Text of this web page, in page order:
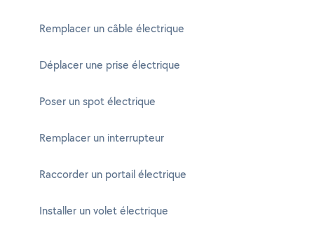
Remplacer un câble électrique
Déplacer une prise électrique
Poser un spot électrique
Remplacer un interrupteur
Raccorder un portail électrique
Installer un volet électrique